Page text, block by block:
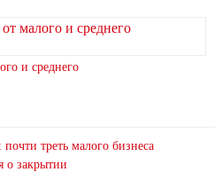
и среднего
треть малого бизнеса
о закрытии